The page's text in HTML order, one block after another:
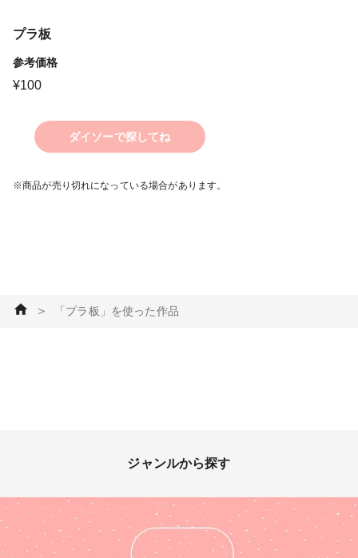
プラ板
参考価格
¥100
ダイソーで探してね
※商品が売り切れになっている場合があります。
＞ 「プラ板」を使った作品
ジャンルから探す